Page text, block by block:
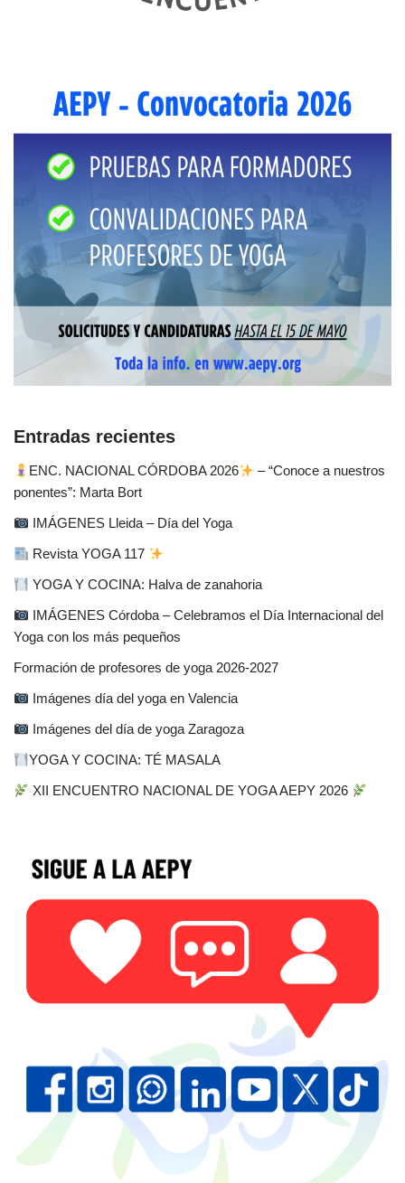
Entradas recientes
ENC. NACIONAL CÓRDOBA 2026
– “Conoce a nuestros
ponentes”: Marta Bort
IMÁGENES Lleida – Día del Yoga
Revista YOGA 117
YOGA Y COCINA: Halva de zanahoria
IMÁGENES Córdoba – Celebramos el Día Internacional del
Yoga con los más pequeños
Formación de profesores de yoga 2026-2027
Imágenes día del yoga en Valencia
Imágenes del día de yoga Zaragoza
YOGA Y COCINA: TÉ MASALA
XII ENCUENTRO NACIONAL DE YOGA AEPY 2026